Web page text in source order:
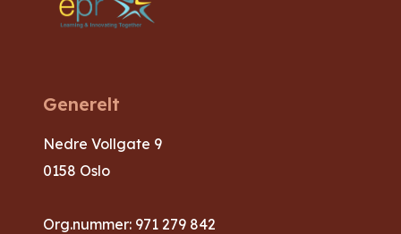
Generelt
Nedre Vollgate 9
0158 Oslo
Org.nummer: 971 279 842